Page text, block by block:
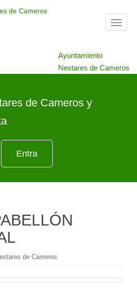
T
l
o
Ayuntamiento
Nestares de Cameros
de Cameros y
Entra
de Cameros